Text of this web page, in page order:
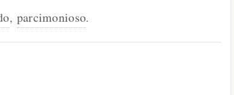
, parcimonioso.